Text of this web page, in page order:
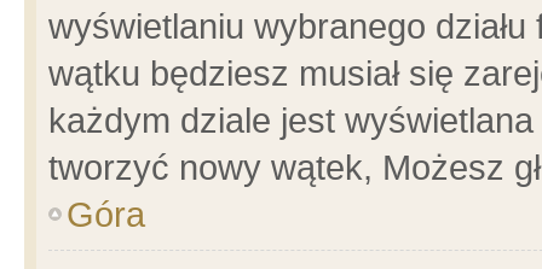
wyświetlaniu wybranego
wątku będziesz musiał się
każdym dziale jest
tworzyć nowy wątek, Możesz
Góra